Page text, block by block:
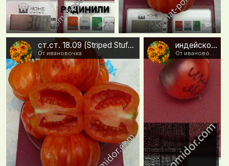
0 0
ст.ст. 18.09 (Striped Stuffer)
От ивановочка
индейское яблоко 18.09
От ивановочка